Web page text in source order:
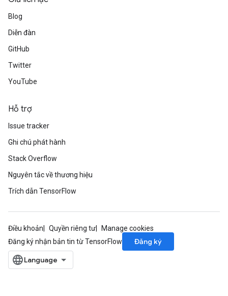
Blog
Diễn đàn
GitHub
Twitter
YouTube
Hỗ trợ
Issue tracker
Ghi chú phát hành
Stack Overflow
Nguyên tắc về thương hiệu
Trích dẫn TensorFlow
Điều khoản Quyền riêng tư
Manage cookies
Đăng ký nhận bản tin từ TensorFlow
Đăng ký